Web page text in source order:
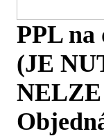
PPL
(JE